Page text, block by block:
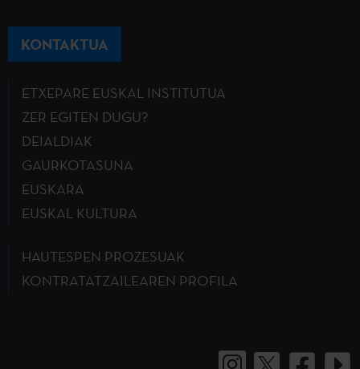
KONTAKTUA
ETXEPARE EUSKAL INSTITUTUA
ZER EGITEN DUGU?
DEIALDIAK
GAURKOTASUNA
EUSKARA
EUSKAL KULTURA
HAUTESPEN PROZESUAK
KONTRATATZAILEAREN PROFILA